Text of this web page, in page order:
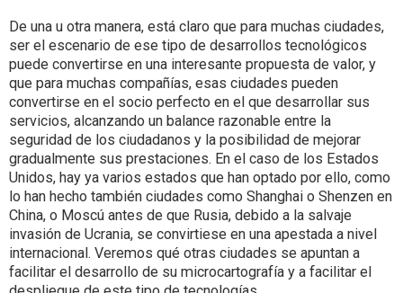
De una u otra manera, está claro que para muchas ciudades,
ser el escenario de ese tipo de desarrollos tecnológicos
puede convertirse en una interesante propuesta de valor, y
que para muchas compañías, esas ciudades pueden
convertirse en el socio perfecto en el que desarrollar sus
servicios, alcanzando un balance razonable entre la
seguridad de los ciudadanos y la posibilidad de mejorar
gradualmente sus prestaciones. En el caso de los Estados
Unidos, hay ya varios estados que han optado por ello, como
lo han hecho también ciudades como Shanghai o Shenzen en
China, o Moscú antes de que Rusia, debido a la salvaje
invasión de Ucrania, se convirtiese en una apestada a nivel
internacional. Veremos qué otras ciudades se apuntan a
facilitar el desarrollo de su microcartografía y a facilitar el